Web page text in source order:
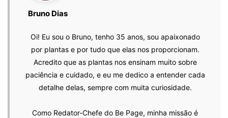
Bruno Dias
Oi! Eu sou o Bruno, tenho 35 anos, sou apaixonado
por plantas e por tudo que elas nos proporcionam.
Acredito que as plantas nos ensinam muito sobre
paciência e cuidado, e eu me dedico a entender cada
detalhe delas, sempre com muita curiosidade.
Como Redator-Chefe do Be Page, minha missão é